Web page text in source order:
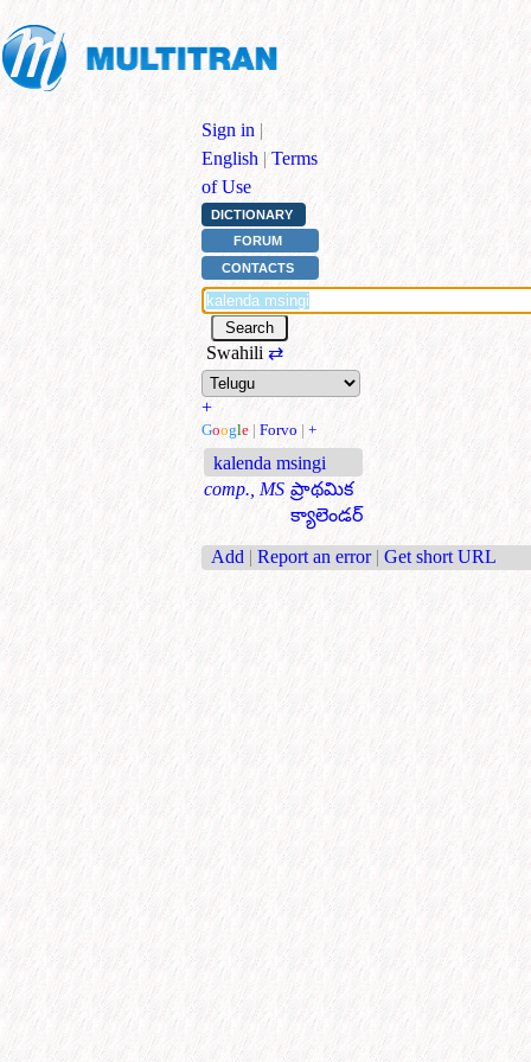
Sign in |
English | Terms
of Use
DICTIONARY
FORUM
CONTACTS
Swahili ⇄
+
Google | Forvo | +
kalenda msingi
comp., MS ప్రాథమిక
క్యాలెండర్
Add | Report an error | Get short URL